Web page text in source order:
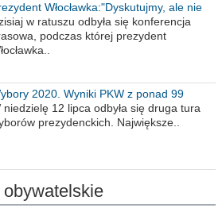
Włocławka:"Dyskutujmy, ale nie
się”
w ratuszu odbyła się konferencja
podczas której prezydent
2020. Wyniki PKW z ponad 99
obwodów
niedzielę 12 lipca odbyła się druga tura
prezydenckich. Największe..